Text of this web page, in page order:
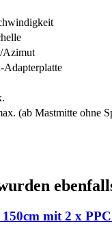
Azimut
Adapterplatte
(ab Mastmitte ohne
mit 2 x